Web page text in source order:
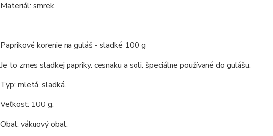
Materiál: smrek.
Paprikové korenie na guláš - sladké 100 g
Je to zmes sladkej papriky, cesnaku a soli, špeciálne používané do gulášu.
Typ: mletá, sladká.
Veľkosť: 100 g.
Obal: vákuový obal.